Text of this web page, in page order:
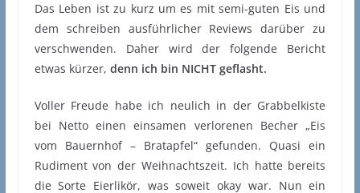
Das Leben ist zu kurz um es mit semi-guten Eis und
dem schreiben ausführlicher Reviews darüber zu
verschwenden. Daher wird der folgende Bericht
etwas kürzer, denn ich bin NICHT geflasht.
Voller Freude habe ich neulich in der Grabbelkiste
bei Netto einen einsamen verlorenen Becher „Eis
vom Bauernhof – Bratapfel“ gefunden. Quasi ein
Rudiment von der Weihnachtszeit. Ich hatte bereits
die Sorte Eierlikör, was soweit okay war. Nun ein